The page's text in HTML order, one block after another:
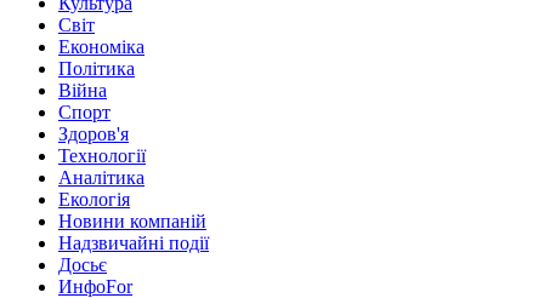
Світ
Економіка
Політика
Війна
Спорт
Здоров'я
Технології
Аналітика
Екологія
Новини компаній
Надзвичайні події
Досьє
ИнфоFor